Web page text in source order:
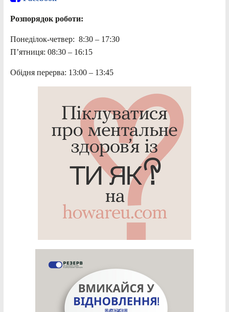
Розпорядок роботи:
Понеділок-четвер: 8:30 – 17:30
П’ятниця: 08:30 – 16:15
Обідня перерва: 13:00 – 13:45